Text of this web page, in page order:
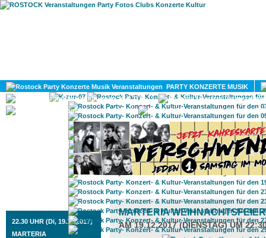
PARTY KONZERTE MUSIK
KULTUR
GAY
ROSTOCK TAGESTIPP
22.30 UHR (Di, 19.12.2017)
MARTERIA
MARTERIA
AM 19.12.2017 (DIENSTAG) UM